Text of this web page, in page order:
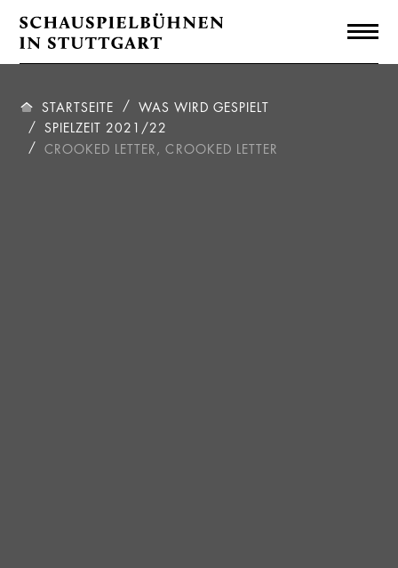
STARTSEITE
WAS WIRD GESPIELT
SPIELZEIT 2021/22
CROOKED LETTER, CROOKED LETTER